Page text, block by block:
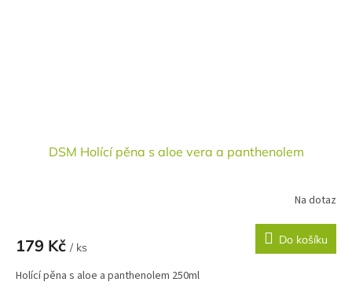
DSM Holící pěna s aloe vera a panthenolem
Na dotaz
179 Kč / ks
Do košíku
Holící pěna s aloe a panthenolem 250ml